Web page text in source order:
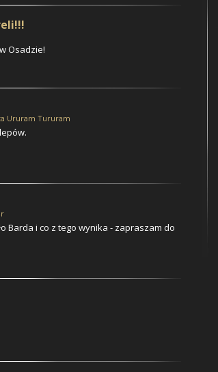
Osadzie!
Ururam Tururam
Barda i co z tego wynika - zapraszam do